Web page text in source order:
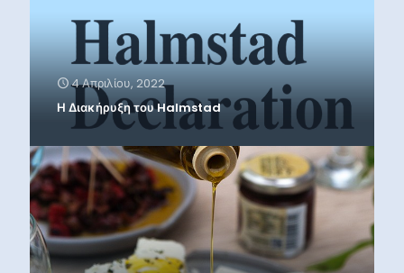
4 Απριλίου, 2022
Η Διακήρυξη του Halmstad